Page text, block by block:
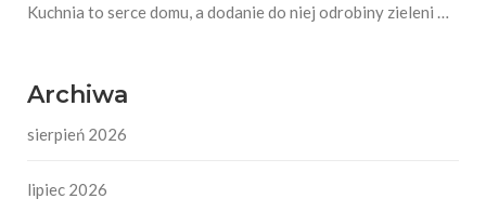
Kuchnia to serce domu, a dodanie do niej odrobiny zieleni …
Archiwa
sierpień 2026
lipiec 2026